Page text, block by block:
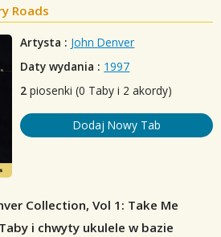
Roads
Artysta : John Denver
Daty wydania : 1997
2 piosenki (0 Taby i 2 akordy)
Dodaj Nowy Tab
Collection, Vol 1: Take Me
Taby i chwyty ukulele w bazie